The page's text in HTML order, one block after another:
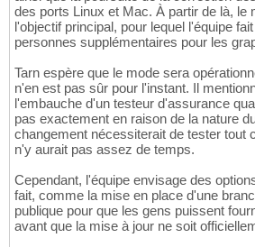
des ports Linux et Mac. À partir de là, le
l'objectif principal, pour lequel l'équipe
personnes supplémentaires pour les
Tarn espère que le mode sera
n'en est pas sûr pour l'instant. Il
l'embauche d'un testeur d'assurance
pas exactement en raison de la nature
changement nécessiterait de tester tout
n'y aurait pas assez de temps.
Cependant, l'équipe envisage des
fait, comme la mise en place d'une
publique pour que les gens puissent
avant que la mise à jour ne soit